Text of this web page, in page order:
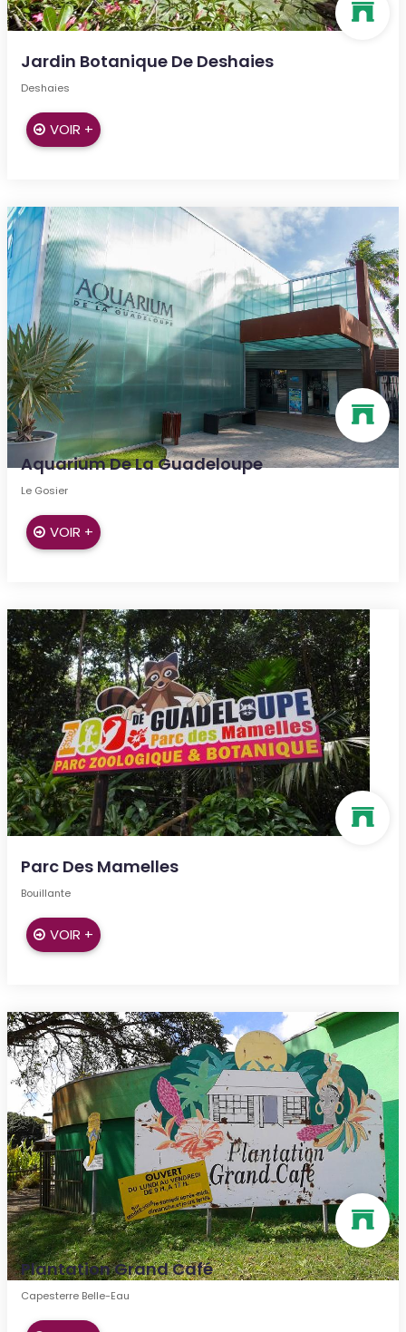
Jardin Botanique De Deshaies
Deshaies
VOIR +
Aquarium De La Guadeloupe
Le Gosier
VOIR +
Parc Des Mamelles
Bouillante
VOIR +
Plantation Grand Café
Capesterre Belle-Eau